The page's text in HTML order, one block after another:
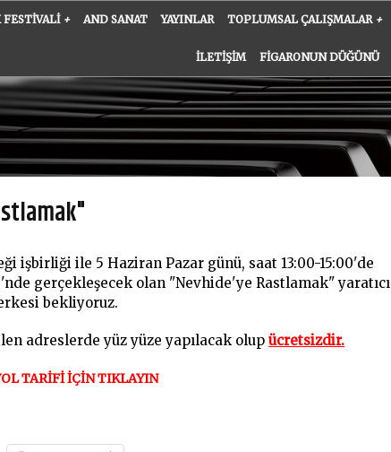
FESTIVALI + AND SANAT YAYINLAR TOPLUMSAL ÇALIŞMALAR +
İLETIŞIM FIGARONUN DÜĞÜNÜ
işbirliği ile 5 Haziran Pazar günü, saat 13:00-15:00'de
gerçekleşecek olan "Nevhide'ye Rastlamak" yaratıcı
bekliyoruz.
adreslerde yüz yüze yapılacak olupücretsizdir.
TARİFİ İÇİN TIKLAYIN